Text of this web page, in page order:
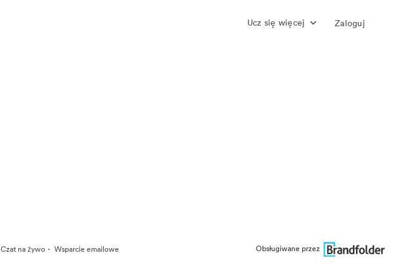
Ucz się więcej Zaloguj
Czat na żywo · Wsparcie emailowe Obsługiwane przez